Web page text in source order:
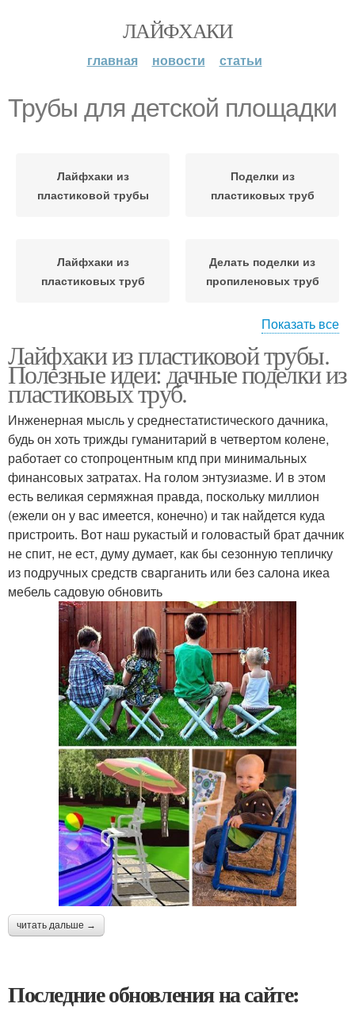
ЛАЙФХАКИ
главная новости статьи
Трубы для детской площадки
Лайфхаки из
пластиковой трубы
Поделки из
пластиковых труб
Лайфхаки из
пластиковых труб
Делать поделки из
пропиленовых труб
Самоделки из
пластиковых труб
Поделки из
полипропиленовых
труб
Мебель из пластиковых
труб
Изделия из
полипропиленовых
труб
Показать все
Лайфхаки из пластиковой трубы.
Полезные идеи: дачные поделки из
пластиковых труб.
Инженерная мысль у среднестатистического дачника,
будь он хоть трижды гуманитарий в четвертом колене,
работает со стопроцентным кпд при минимальных
финансовых затратах. На голом энтузиазме. И в этом
есть великая сермяжная правда, поскольку миллион
(ежели он у вас имеется, конечно) и так найдется куда
пристроить. Вот наш рукастый и головастый брат дачник
не спит, не ест, думу думает, как бы сезонную тепличку
из подручных средств сварганить или без салона икеа
мебель садовую обновить
читать дальше →
Последние обновления на сайте: